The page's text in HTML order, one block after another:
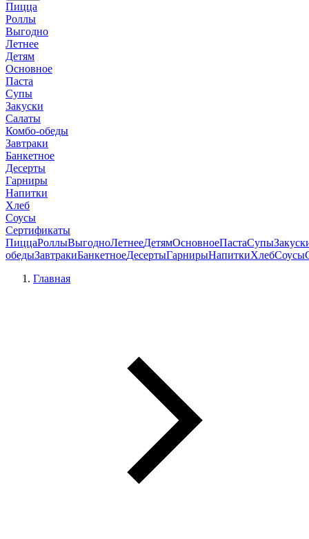
Пицца
Роллы
Выгодно
Летнее
Детям
Основное
Паста
Супы
Закуски
Салаты
Комбо-обеды
Завтраки
Банкетное
Десерты
Гарниры
Напитки
Хлеб
Соусы
Сертификаты
ПиццаРоллыВыгодноЛетнееДетямОсновноеПастаСупы
обедыЗавтракиБанкетноеДесертыГарнирыНапиткиХлебСоусы
Главная